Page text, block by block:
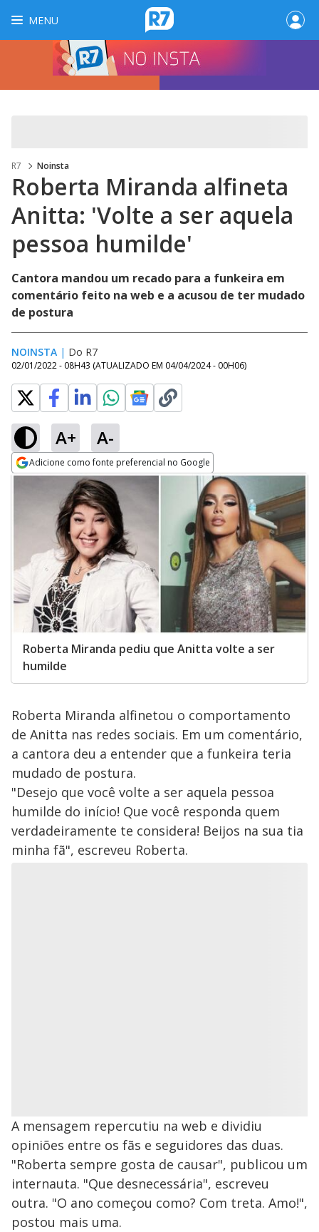
MENU
R7 Noinsta
Roberta Miranda alfineta
Anitta: 'Volte a ser aquela
pessoa humilde'
Cantora mandou um recado para a funkeira em
comentário feito na web e a acusou de ter mudado
de postura
NOINSTA | Do R7
02/01/2022 - 08H43 (ATUALIZADO EM 04/04/2024 - 00H06)
A+ A-
Adicione como fonte preferencial no Google
Opens in new window
Roberta Miranda pediu que Anitta volte a ser
humilde
Roberta Miranda alfinetou o comportamento
de Anitta nas redes sociais. Em um comentário,
a cantora deu a entender que a funkeira teria
mudado de postura.
"Desejo que você volte a ser aquela pessoa
humilde do início! Que você responda quem
verdadeiramente te considera! Beijos na sua tia
minha fã", escreveu Roberta.
A mensagem repercutiu na web e dividiu
opiniões entre os fãs e seguidores das duas.
"Roberta sempre gosta de causar", publicou um
internauta. "Que desnecessária", escreveu
outra. "O ano começou como? Com treta. Amo!",
postou mais uma.